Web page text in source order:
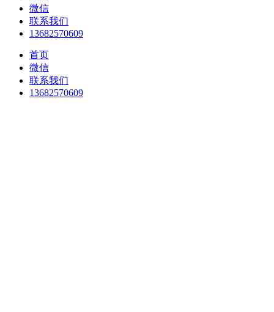
微信
联系我们
13682570609
首页
微信
联系我们
13682570609